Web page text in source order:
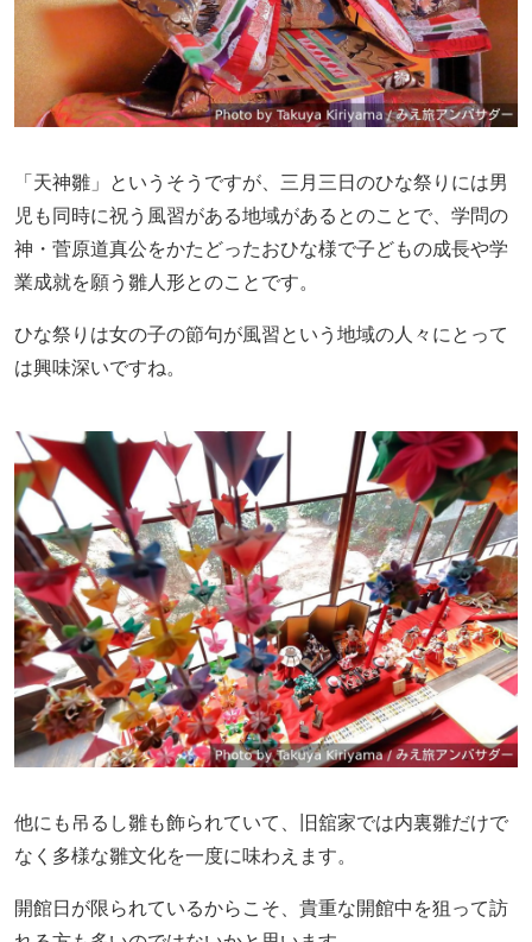
「天神雛」というそうですが、三月三日のひな祭りには男
児も同時に祝う風習がある地域があるとのことで、学問の
神・菅原道真公をかたどったおひな様で子どもの成長や学
業成就を願う雛人形とのことです。
ひな祭りは女の子の節句が風習という地域の人々にとって
は興味深いですね。
他にも吊るし雛も飾られていて、旧舘家では内裏雛だけで
なく多様な雛文化を一度に味わえます。
開館日が限られているからこそ、貴重な開館中を狙って訪